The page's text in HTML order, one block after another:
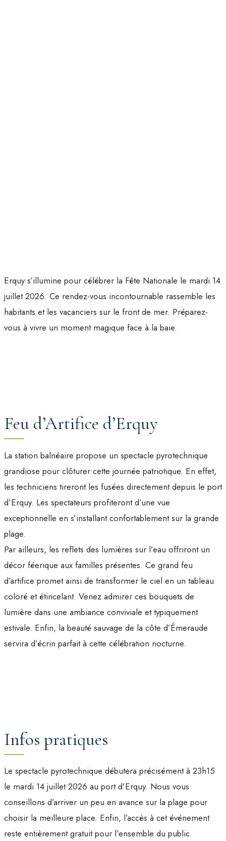
Erquy s’illumine pour célébrer la Fête Nationale le mardi 14
juillet 2026. Ce rendez-vous incontournable rassemble les
habitants et les vacanciers sur le front de mer. Préparez-
vous à vivre un moment magique face à la baie.
Feu d’Artifice d’Erquy
La station balnéaire propose un spectacle pyrotechnique
grandiose pour clôturer cette journée patriotique. En effet,
les techniciens tireront les fusées directement depuis le port
d’Erquy. Les spectateurs profiteront d’une vue
exceptionnelle en s’installant confortablement sur la grande
plage.
Par ailleurs, les reflets des lumières sur l’eau offriront un
décor féerique aux familles présentes. Ce grand feu
d’artifice promet ainsi de transformer le ciel en un tableau
coloré et étincelant. Venez admirer ces bouquets de
lumière dans une ambiance conviviale et typiquement
estivale. Enfin, la beauté sauvage de la côte d’Émeraude
servira d’écrin parfait à cette célébration nocturne.
Infos pratiques
Le spectacle pyrotechnique débutera précisément à 23h15
le mardi 14 juillet 2026 au port d’Erquy. Nous vous
conseillons d’arriver un peu en avance sur la plage pour
choisir la meilleure place. Enfin, l’accès à cet événement
reste entièrement gratuit pour l’ensemble du public.